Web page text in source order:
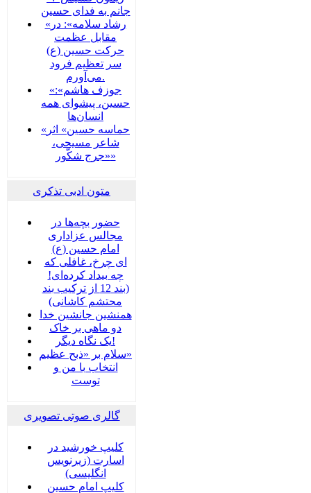
جانم به فدای حسین
«رشاد سلامه»: در
مقابل عظمت
حرکت حسین (ع)
سر تعظیم فرود
می‌آورم.
«جوزف هاشم»:
حسین، پیشوای همه
انسان‌ها
«حماسه حسین» اثر
شاعر مسیحی،
«جرج شکّور»
متون ادبی تذکری
حضور بچه‌‌‌ها در
مجالس عزاداری
امام حسین (ع)
ای چرخ، غافلی که
چه بیداد کرده‌ای!
(بند 12 از ترکیب بند
محتشم کاشانی)
همنشین جانشین خدا
دو ماهی بر خاک
یک نگاه دیگر!
سلام بر «ذبح عظیم»
انتخاب با من و
توست
گالری صوتی تصویری
کلیپ خورشید در
اسارت (زیرنویس
انگلیسی)
کلیپ امام حسین